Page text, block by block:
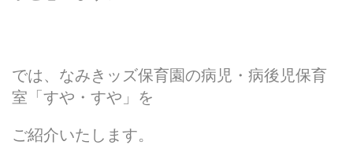
では、なみきッズ保育園の病児・病後児保育
室「すや・すや」を
ご紹介いたします。